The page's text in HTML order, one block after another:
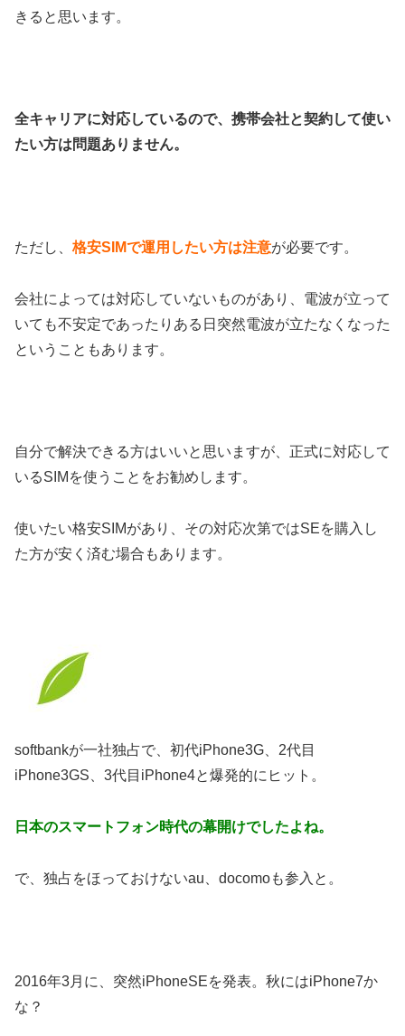
きると思います。
全キャリアに対応しているので、携帯会社と契約して使い
たい方は問題ありません。
ただし、 格安SIMで運用したい方は注意が必要です。
会社によっては対応していないものがあり、電波が立って
いても不安定であったりある日突然電波が立たなくなった
ということもあります。
自分で解決できる方はいいと思いますが、正式に対応して
いるSIMを使うことをお勧めします。
使いたい格安SIMがあり、その対応次第ではSEを購入し
た方が安く済む場合もあります。
softbankが一社独占で、初代iPhone3G、2代目
iPhone3GS、3代目iPhone4と爆発的にヒット。
日本のスマートフォン時代の幕開けでしたよね。
で、独占をほっておけないau、docomoも参入と。
2016年3月に、突然iPhoneSEを発表。秋にはiPhone7か
な？